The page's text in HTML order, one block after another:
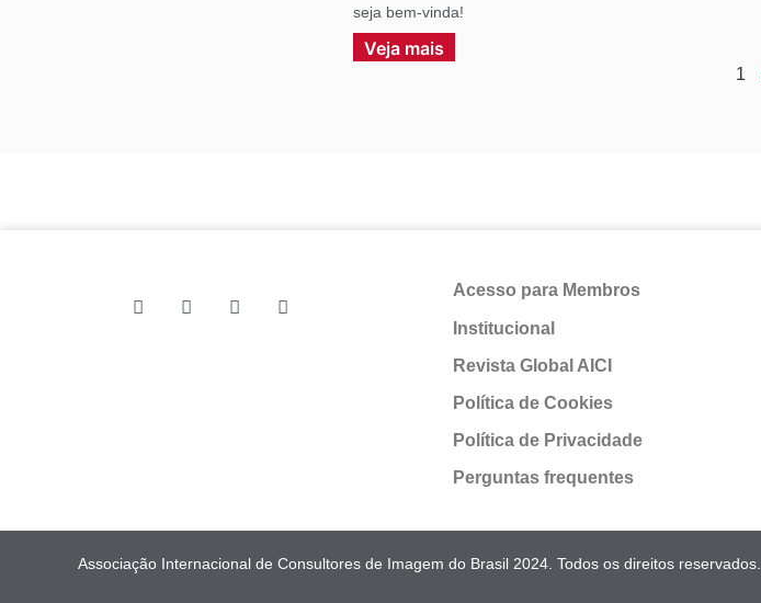
seja bem-vinda!
Veja mais
1
Acesso para Membros
Institucional
Revista Global AICI
Política de Cookies
Política de Privacidade
Perguntas frequentes
Associação Internacional de Consultores de Imagem do Brasil 2024. Todos os direitos reservados.